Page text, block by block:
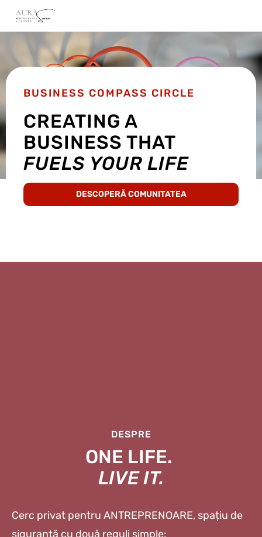
BUSINESS COMPASS CIRCLE
CREATING A
BUSINESS THAT
FUELS YOUR LIFE
DESCOPERĂ COMUNITATEA
DESPRE
ONE LIFE.
LIVE IT.
Cerc privat pentru ANTREPRENOARE, spațiu de
siguranță cu două reguli simple: